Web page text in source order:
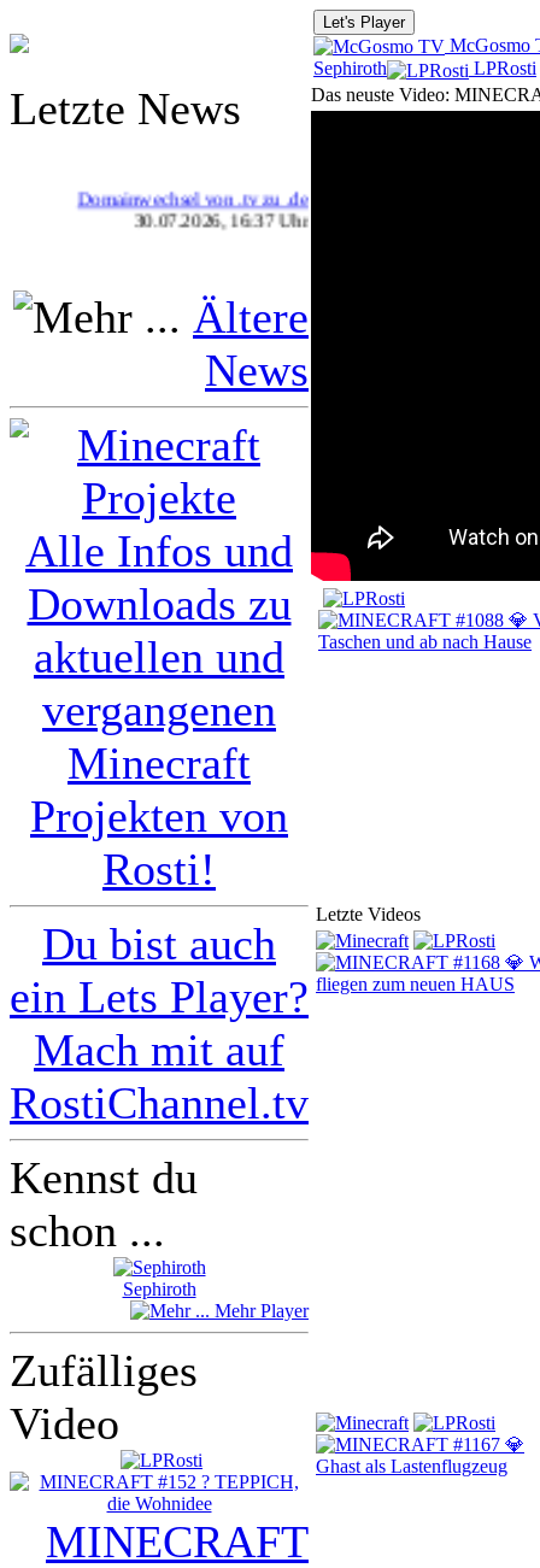
Let's Player
McGosmo
Sephiroth
LPRosti
Letzte News
Domainwechsel von .tv zu .de
30.07.2026, 16:37 Uhr
Ältere
News
Alle Infos und
Downloads zu
aktuellen und
vergangenen
Minecraft
Projekten von
Rosti!
Du bist auch
ein Lets Player?
Mach mit auf
RostiChannel.tv
Kennst du
schon ...
Sephiroth
Mehr Player
Zufälliges
Video
MINECRAFT
Das neuste Video:
Letzte Videos